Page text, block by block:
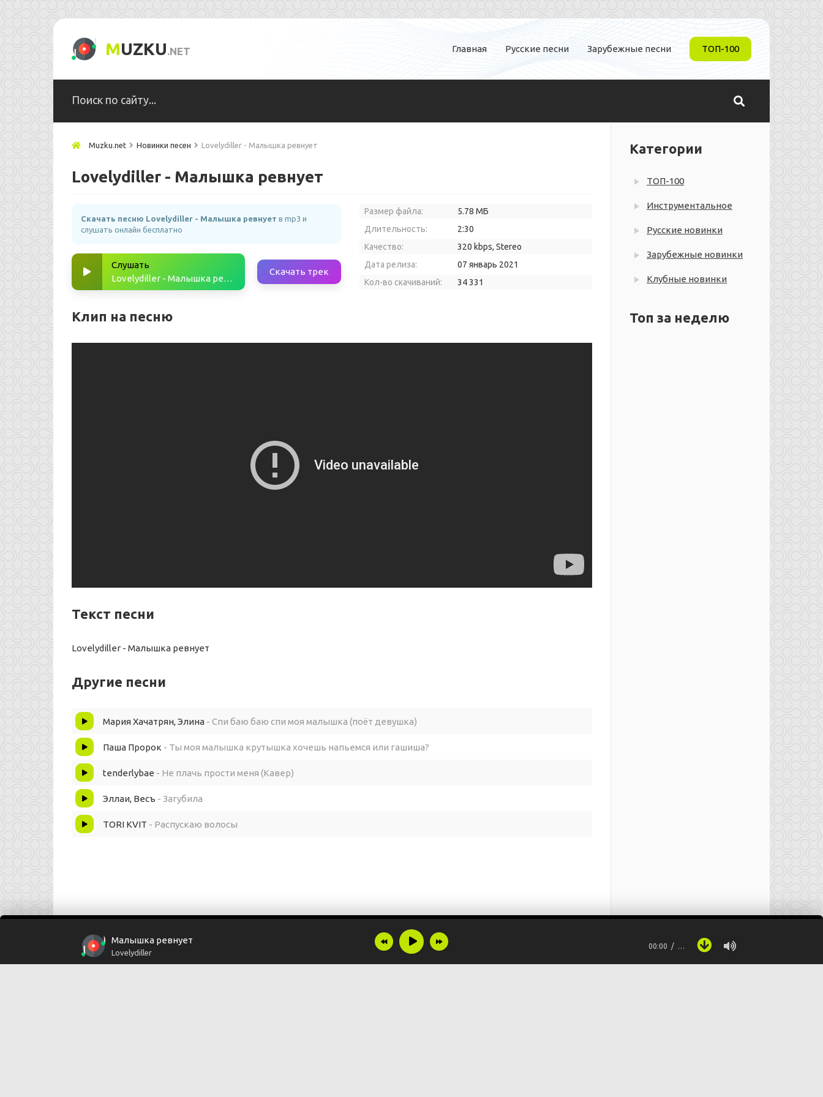
MUZKU.NET Главная Русские песни Зарубежные песни ТОП-100
Muzku.net Новинки песен Lovelydiller - Малышка ревнует
Lovelydiller - Малышка ревнует
Скачать песню Lovelydiller - Малышка ревнует в mp3 и
слушать онлайн бесплатно
Слушать
Lovelydiller - Малышка ревнует
Скачать трек
Размер файла:
5.78 МБ
Длительность:
2:30
Качество:
320 kbps, Stereo
Дата релиза:
07 январь 2021
Кол-во скачиваний:
34 331
Клип на песню
Текст песни
Lovelydiller - Малышка ревнует
Другие песни
Мария Хачатрян, Элина - Спи баю баю спи моя малышка (поёт девушка)
Паша Пророк - Ты моя малышка крутышка хочешь напьемся или гашиша?
tenderlybae - Не плачь прости меня (Кавер)
Эллаи, Весъ - Загубила
TORI KVIT - Распускаю волосы
Категории
ТОП-100
Инструментальное
Русские новинки
Зарубежные новинки
Клубные новинки
Топ за неделю
Малышка ревнует
Lovelydiller
00:00